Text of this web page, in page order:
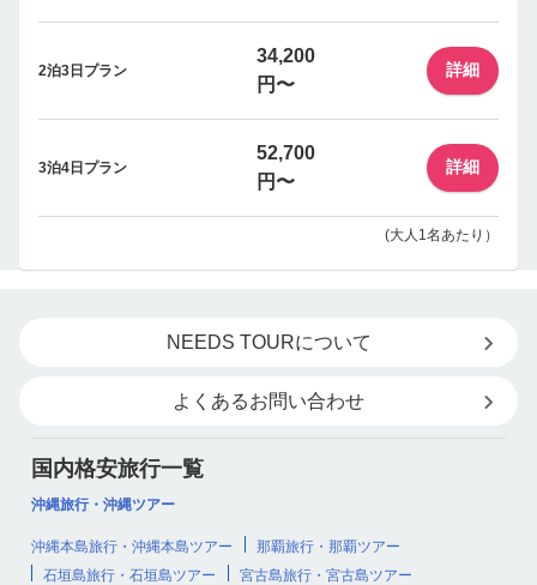
2泊3日プラン
34,200
円〜
詳細
3泊4日プラン
52,700
円〜
詳細
(大人1名あたり）
NEEDS TOURについて
よくあるお問い合わせ
国内格安旅行一覧
沖縄旅行・沖縄ツアー
沖縄本島旅行・沖縄本島ツアー
那覇旅行・那覇ツアー
石垣島旅行・石垣島ツアー
宮古島旅行・宮古島ツアー